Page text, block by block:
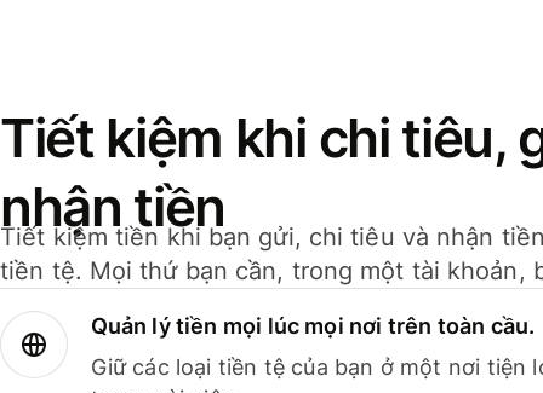
Tiết kiệm khi chi tiêu,
nhận tiền
Tiết kiệm tiền khi bạn gửi, chi tiêu và nhận
tiền tệ. Mọi thứ bạn cần, trong một tài khoản,
Quản lý tiền mọi lúc mọi nơi trên toàn cầu.
Giữ các loại tiền tệ của bạn ở một nơi tiện